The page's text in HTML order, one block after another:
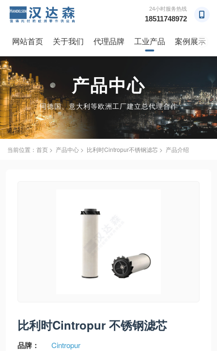
24小时服务热线
18511748972
→
网站首页 关于我们 代理品牌 工业产品 案例展示
产品中心
同德国、意大利等欧洲工厂建立总代理合作
当前位置： 首页 > 产品中心 > 比利时Cintropur不锈钢滤芯 > 产品介绍
比利时Cintropur 不锈钢滤芯
品牌： Cintropur